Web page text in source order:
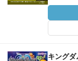
キング